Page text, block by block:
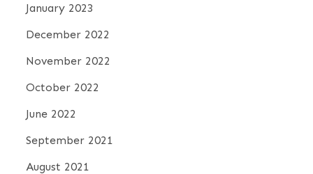
January 2023
December 2022
November 2022
October 2022
June 2022
September 2021
August 2021